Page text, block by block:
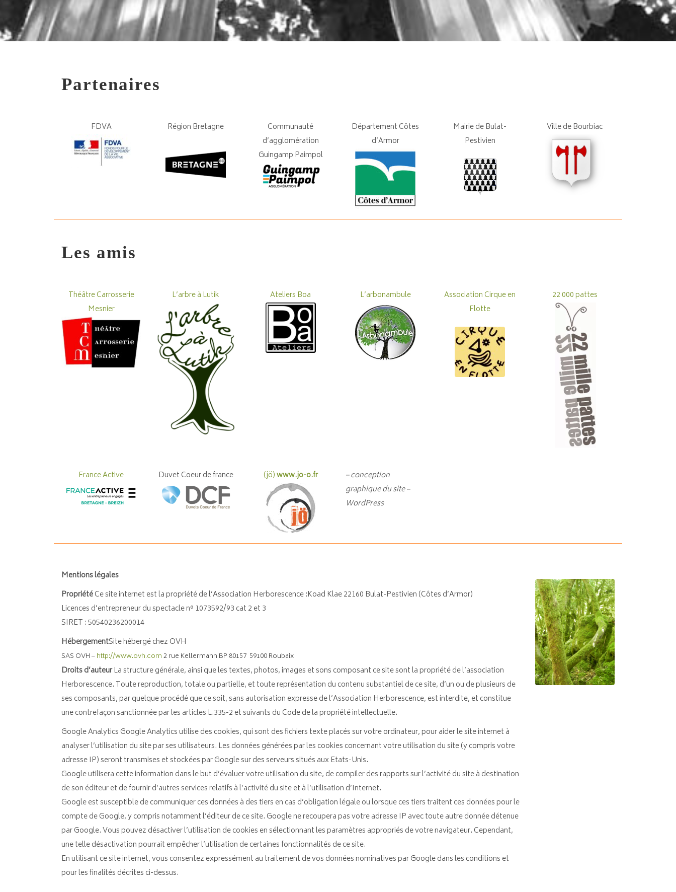
Partenaires
FDVA Région Bretagne
Communauté
d’agglomération
Guingamp Paimpol
Département Côtes
d’Armor
Mairie de Bulat-
Pestivien
Ville de Bourbiac
Les amis
Théâtre Carrosserie
Mesnier
L’arbre à Lutik Ateliers Boa L’arbonambule
Association Cirque en
Flotte
22 000 pattes
France Active Duvet Coeur de france (jö)www.jo-o.fr
– conception
graphique du site –
WordPress
Mentions légales
PropriétéCe site internet est la propriété de l’Association Herborescence :Koad Klae 22160 Bulat-Pestivien (Côtes d’Armor)
Licences d’entrepreneur du spectacle n° 1073592/93 cat 2 et 3
SIRET : 50540236200014
HébergementSite hébergé chez OVH
SAS OVH –http://www.ovh.com2 rue Kellermann BP 80157 59100 Roubaix
Droits d’auteurLa structure générale, ainsi que les textes, photos, images et sons composant ce site sont la propriété de l’association
Herborescence. Toute reproduction, totale ou partielle, et toute représentation du contenu substantiel de ce site, d’un ou de plusieurs de
ses composants, par quelque procédé que ce soit, sans autorisation expresse de l’Association Herborescence, est interdite, et constitue
une contrefaçon sanctionnée par les articles L.335-2 et suivants du Code de la propriété intellectuelle.
Google Analytics Google Analytics utilise des cookies, qui sont des fichiers texte placés sur votre ordinateur, pour aider le site internet à
analyser l’utilisation du site par ses utilisateurs. Les données générées par les cookies concernant votre utilisation du site (y compris votre
adresse IP) seront transmises et stockées par Google sur des serveurs situés aux Etats-Unis.
Google utilisera cette information dans le but d’évaluer votre utilisation du site, de compiler des rapports sur l’activité du site à destination
de son éditeur et de fournir d’autres services relatifs à l’activité du site et à l’utilisation d’Internet.
Google est susceptible de communiquer ces données à des tiers en cas d’obligation légale ou lorsque ces tiers traitent ces données pour le
compte de Google, y compris notamment l’éditeur de ce site. Google ne recoupera pas votre adresse IP avec toute autre donnée détenue
par Google. Vous pouvez désactiver l’utilisation de cookies en sélectionnant les paramètres appropriés de votre navigateur. Cependant,
une telle désactivation pourrait empêcher l’utilisation de certaines fonctionnalités de ce site.
En utilisant ce site internet, vous consentez expressément au traitement de vos données nominatives par Google dans les conditions et
pour les finalités décrites ci-dessus.